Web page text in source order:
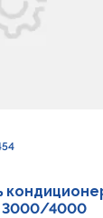
3000/4000